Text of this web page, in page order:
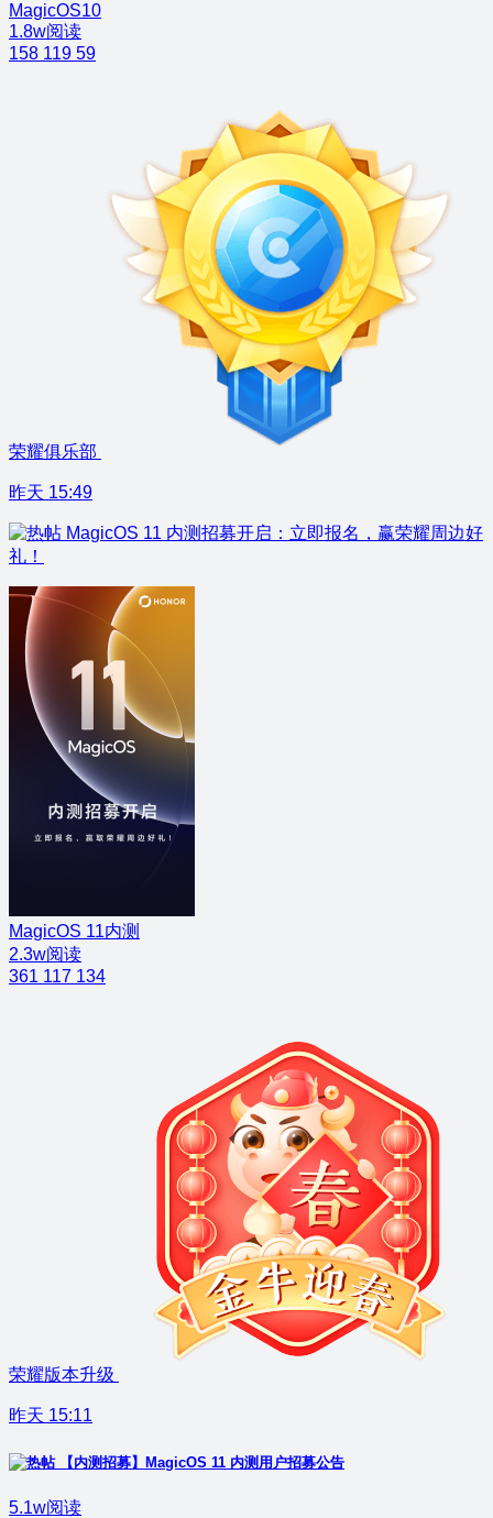
MagicOS10
1.8w阅读
158 119 59
荣耀俱乐部
昨天 15:49
MagicOS 11 内测招募开启：立即报名，赢荣耀周边好
礼！
MagicOS 11内测
2.3w阅读
361 117 134
荣耀版本升级
昨天 15:11
【内测招募】MagicOS 11 内测用户招募公告
5.1w阅读